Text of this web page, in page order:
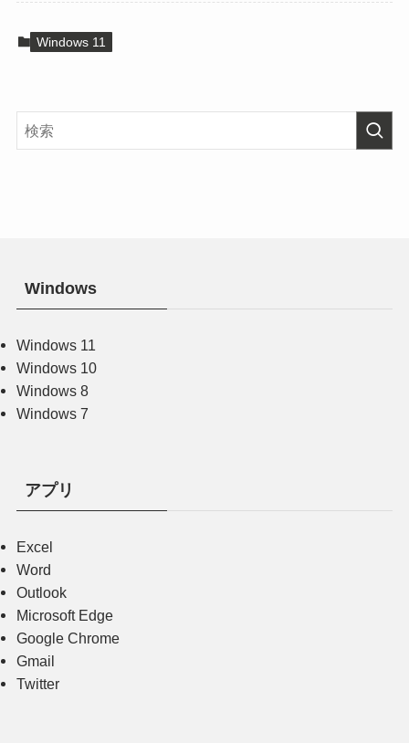
Windows 11
Windows
Windows 11
Windows 10
Windows 8
Windows 7
アプリ
Excel
Word
Outlook
Microsoft Edge
Google Chrome
Gmail
Twitter